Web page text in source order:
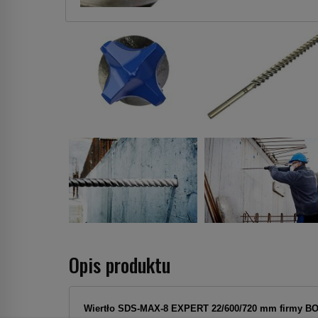
Opis produktu
Wiertło SDS-MAX-8 EXPERT 22/600/720 mm firmy